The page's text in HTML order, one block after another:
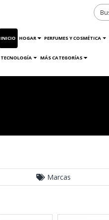
INICIO HOGAR PERFUMES Y COSMÉTICA
TECNOLOGÍA MÁS CATEGORÍAS
Marcas